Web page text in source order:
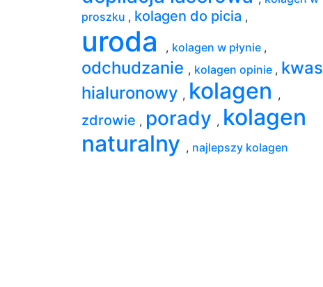
proszku , kolagen do picia ,
uroda , kolagen w płynie ,
odchudzanie , kolagen opinie , kwas
hialuronowy , kolagen ,
zdrowie , porady , kolagen
naturalny , najlepszy kolagen